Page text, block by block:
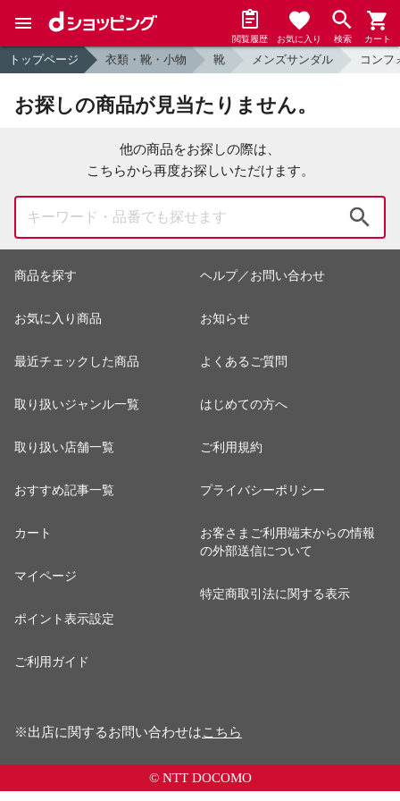
閲覧履歴 お気に入り 検索 カート
トップページ 衣類・靴・小物 靴 メンズサンダル コンフ
お探しの商品が見当たりません。
他の商品をお探しの際は、
こちらから再度お探しいただけます。
商品を探す
お気に入り商品
最近チェックした商品
取り扱いジャンル一覧
取り扱い店舗一覧
おすすめ記事一覧
カート
マイページ
ポイント表示設定
ご利用ガイド
ヘルプ／お問い合わせ
お知らせ
よくあるご質問
はじめての方へ
ご利用規約
プライバシーポリシー
お客さまご利用端末からの情報
の外部送信について
特定商取引法に関する表示
※出店に関するお問い合わせはこちら
© NTT DOCOMO